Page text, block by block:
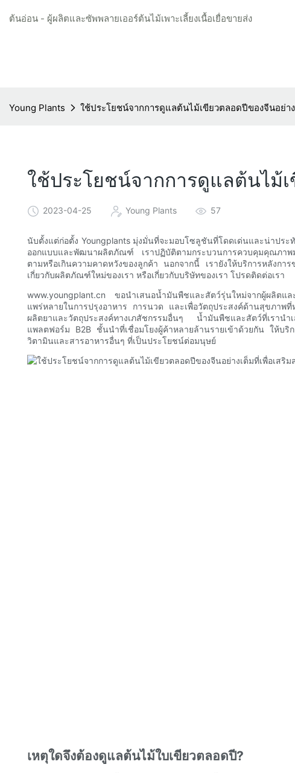
ต้นอ่อน - ผู้ผลิตและซัพพลายเออร์ต้นไม้เพาะเลี้ยงเนื้อเยื่อขายส่ง
Young Plants ใช้ประโยชน์จากการดูแลต้นไม้เขียวตลอดปีของจีนอย่า
ใช้ประโยชน์จากการดูแลต้นไม้
2023-04-25 Young Plants 57
นับตั้งแต่ก่อตั้ง Youngplants มุ่งมั่นที่จะมอบโซลูชันที่โดดเด่นและน่าประ
ออกแบบและพัฒนาผลิตภัณฑ์ เราปฏิบัติตามกระบวนการควบคุมคุณภาพ
ตามหรือเกินความคาดหวังของลูกค้า นอกจากนี้ เรายังให้บริการหลังกา
เกี่ยวกับผลิตภัณฑ์ใหม่ของเรา หรือเกี่ยวกับบริษัทของเรา โปรดติดต่อเรา
www.youngplant.cn ขอนำเสนอน้ำมันพืชและสัตว์รุ่นใหม่จากผู้ผลิตแ
แพร่หลายในการปรุงอาหาร การนวด และเพื่อวัตถุประสงค์ด้านสุขภาพ
ผลิตยาและวัตถุประสงค์ทางเภสัชกรรมอื่นๆ น้ำมันพืชและสัตว์ที่เรา
แพลตฟอร์ม B2B ชั้นนำที่เชื่อมโยงผู้ค้าหลายล้านรายเข้าด้วยกัน ให้บ
วิตามินและสารอาหารอื่นๆ ที่เป็นประโยชน์ต่อมนุษย์
เหตุใดจึงต้องดูแลต้นไม้ใบเขียวตลอดปี?